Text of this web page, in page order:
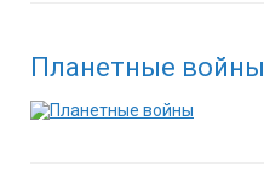
Планетные войны